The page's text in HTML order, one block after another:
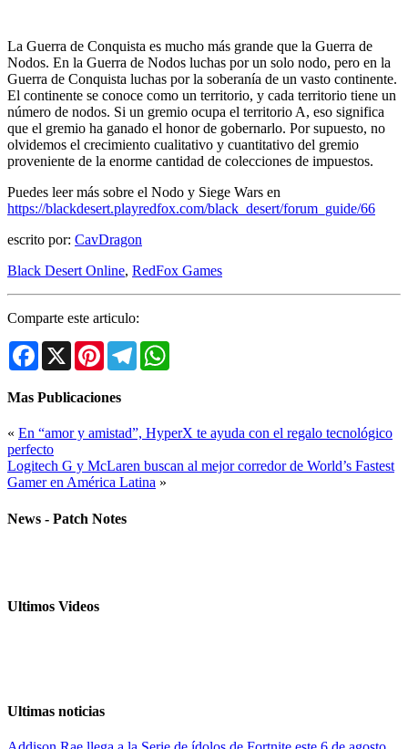
La Guerra de Conquista es mucho más grande que la Guerra de
Nodos. En la Guerra de Nodos luchas por un solo nodo, pero en la
Guerra de Conquista luchas por la soberanía de un vasto continente.
El continente se conoce como un territorio, y cada territorio tiene un
número de nodos. Si un gremio ocupa el territorio A, eso significa
que el gremio ha ganado el honor de gobernarlo. Por supuesto, no
olvidemos el crecimiento cualitativo y cuantitativo del gremio
proveniente de la enorme cantidad de colecciones de impuestos.
Puedes leer más sobre el Nodo y Siege Wars en
https://blackdesert.playredfox.com/black_desert/forum_guide/66
escrito por: CavDragon
Black Desert Online, RedFox Games
Comparte este articulo:
Facebook
X PinterestTelegram
Mas Publicaciones
« En “amor y amistad”, HyperX te ayuda con el regalo tecnológico
perfecto
Logitech G y McLaren buscan al mejor corredor de World’s Fastest
Gamer en América Latina »
News - Patch Notes
Ultimos Videos
Ultimas noticias